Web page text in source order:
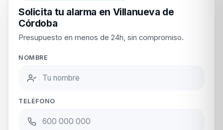
Solicita tu alarma en Villanueva de
Córdoba
Presupuesto en menos de 24h, sin compromiso.
NOMBRE
TELÉFONO